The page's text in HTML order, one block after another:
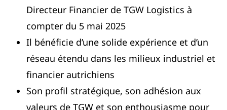
Directeur Financier de TGW Logistics à
compter du 5 mai 2025
Il bénéficie d’une solide expérience et d’un
réseau étendu dans les milieux industriel et
financier autrichiens
Son profil stratégique, son adhésion aux
valeurs de TGW et son enthousiasme pour